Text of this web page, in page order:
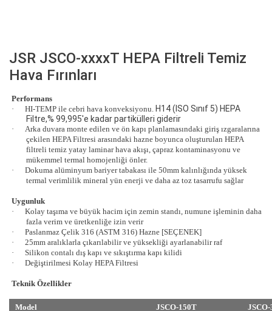
JSR JSCO-xxxxT HEPA Filtreli Temiz
Hava Fırınları
Performans
·
HI-TEMP ile cebri hava konveksiyonu. H14 (ISO Sınıf 5) HEPA
Filtre,% 99,995'e kadar partikülleri giderir
·
Arka duvara monte edilen ve ön kapı planlamasındaki giriş ızgaralarına
çekilen HEPA Filtresi arasındaki hazne boyunca oluşturulan HEPA
filtreli temiz yatay laminar hava akışı, çapraz kontaminasyonu ve
mükemmel termal homojenliği önler.
·
Dokuma alüminyum bariyer tabakası ile 50mm kalınlığında yüksek
termal verimlilik mineral yün enerji ve daha az toz tasarrufu sağlar
Uygunluk
·
Kolay taşıma ve büyük hacim için zemin standı, numune işleminin daha
fazla verim ve üretkenliğe izin verir
·
Paslanmaz Çelik 316 (ASTM 316) Hazne [SEÇENEK]
·
25mm aralıklarla çıkarılabilir ve yüksekliği ayarlanabilir raf
·
Silikon contalı dış kapı ve sıkıştırma kapı kilidi
·
Değiştirilmesi Kolay HEPA Filtresi
Teknik Özellikler
Model JSCO-150T